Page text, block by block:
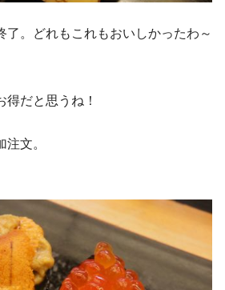
了。どれもこれもおいしかったわ～
得だと思うね！
文。